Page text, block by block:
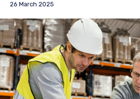
26 March 2025